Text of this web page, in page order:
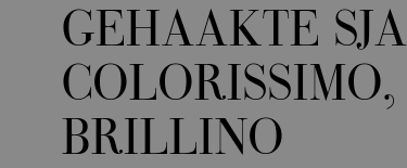
GEHAAKTE
BRILLINO